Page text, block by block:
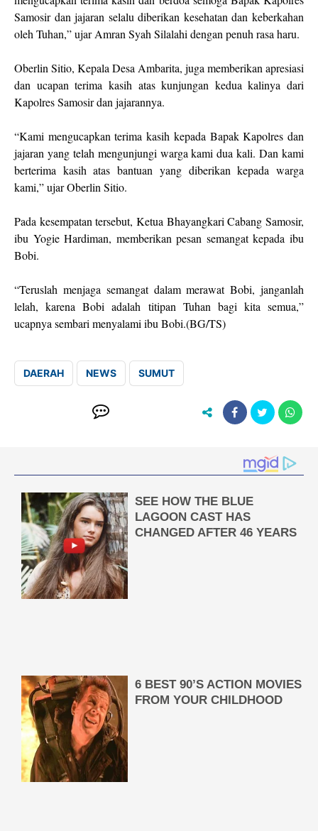
Samosir dan jajaran selalu diberikan kesehatan dan keberkahan
oleh Tuhan,” ujar Amran Syah Silalahi dengan penuh rasa haru.
Oberlin Sitio, Kepala Desa Ambarita, juga memberikan apresiasi
dan ucapan terima kasih atas kunjungan kedua kalinya dari
Kapolres Samosir dan jajarannya.
“Kami mengucapkan terima kasih kepada Bapak Kapolres dan
jajaran yang telah mengunjungi warga kami dua kali. Dan kami
berterima kasih atas bantuan yang diberikan kepada warga
kami,” ujar Oberlin Sitio.
Pada kesempatan tersebut, Ketua Bhayangkari Cabang Samosir,
ibu Yogie Hardiman, memberikan pesan semangat kepada ibu
Bobi.
“Teruslah menjaga semangat dalam merawat Bobi, janganlah
lelah, karena Bobi adalah titipan Tuhan bagi kita semua,”
ucapnya sembari menyalami ibu Bobi.(BG/TS)
DAERAH NEWS SUMUT